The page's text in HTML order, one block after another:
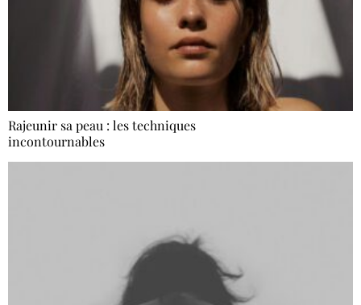
Rajeunir sa peau : les techniques
incontournables